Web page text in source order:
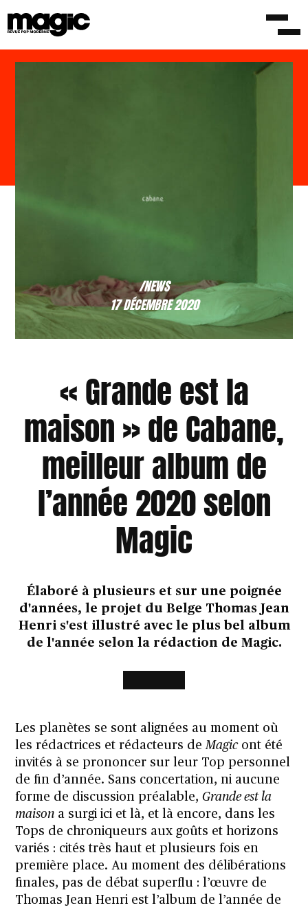
/NEWS
17 DÉCEMBRE 2020
« Grande est la
maison » de Cabane,
meilleur album de
l’année 2020 selon
Magic
Élaboré à plusieurs et sur une poignée
d'années, le projet du Belge Thomas Jean
Henri s'est illustré avec le plus bel album
de l'année selon la rédaction de Magic.
Les planètes se sont alignées au moment où
les rédactrices et rédacteurs deMagicont été
invités à se prononcer sur leur Top personnel
de fin d’année. Sans concertation, ni aucune
forme de discussion préalable,Grande est la
maison a surgi ici et là, et là encore, dans les
Tops de chroniqueurs aux goûts et horizons
variés : cités très haut et plusieurs fois en
première place. Au moment des délibérations
finales, pas de débat superflu : l’œuvre de
Thomas Jean Henri est l’album de l’année de